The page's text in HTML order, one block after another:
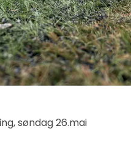
søndag 26.mai